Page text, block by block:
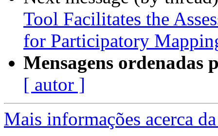
Tool Facilitates the
for Participatory
Mensagens ordenadas
[ autor ]
Mais informações acerca